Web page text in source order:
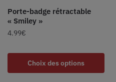
Porte-badge rétractable
« Smiley »
4.99€
Choix des options